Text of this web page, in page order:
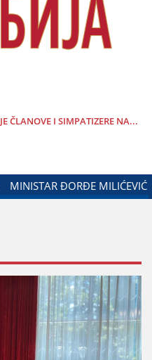
ČLANOVE I SIMPATIZERE NA...
I MINISTARSTVA